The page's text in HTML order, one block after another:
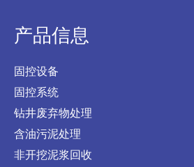
产品信息
固控设备
固控系统
钻井废弃物处理
含油污泥处理
非开挖泥浆回收